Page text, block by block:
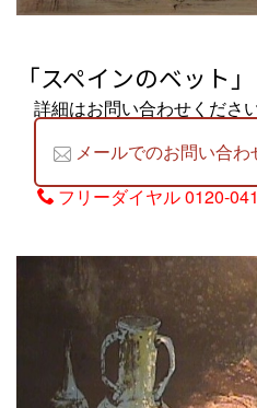
「スペインのベット」
詳細はお問い合わせください
メールでのお問い合
フリーダイヤル0120-